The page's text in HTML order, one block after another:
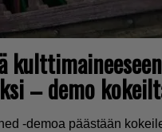
– demo
-demoa päästään